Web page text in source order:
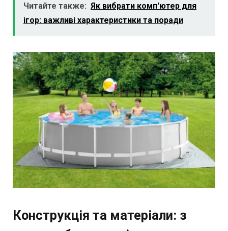
Читайте также: Як вибрати комп'ютер для
ігор: важливі характеристики та поради
Конструкція та матеріали: з